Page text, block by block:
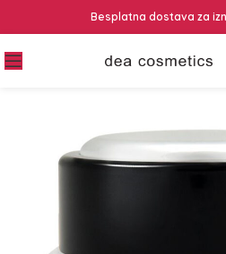
Besplatna dostava za